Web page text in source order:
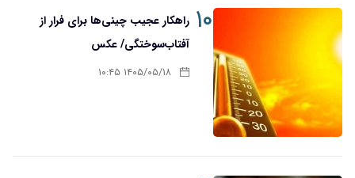
۱۰ راهکار عجیب چینی‌ها برای فرار از
آفتاب‌سوختگی/ عکس
۱۴۰۵/۰۵/۱۸ ۱۰:۴۵